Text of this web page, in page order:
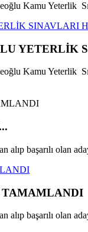
Kamu Yeterlik
SINAVLARI
Kamu Yeterlik
alıp başarılı olan
TAMAMLANDI
alıp başarılı olan